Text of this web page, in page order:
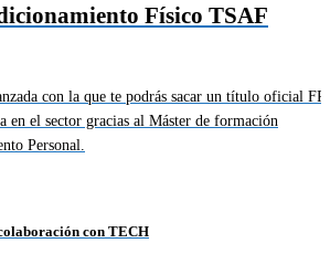
Físico TSAF
con la que te podrás sacar un título oficial FP
en el sector gracias al Máster de formación
Personal.
con TECH